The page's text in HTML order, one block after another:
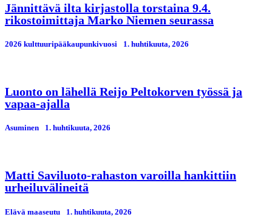
Jännittävä ilta kirjastolla torstaina 9.4.
rikostoimittaja Marko Niemen seurassa
2026 kulttuuripääkaupunkivuosi 1. huhtikuuta, 2026
Luonto on lähellä Reijo Peltokorven työssä ja
vapaa-ajalla
Asuminen 1. huhtikuuta, 2026
Matti Saviluoto-rahaston varoilla hankittiin
urheiluvälineitä
Elävä maaseutu 1. huhtikuuta, 2026